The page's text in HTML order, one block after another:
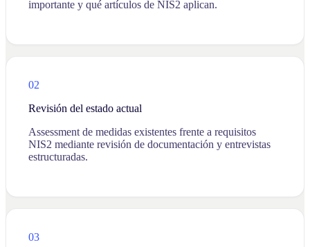
importante y qué artículos de NIS2 aplican.
02
Revisión del estado actual
Assessment de medidas existentes frente a requisitos
NIS2 mediante revisión de documentación y entrevistas
estructuradas.
03